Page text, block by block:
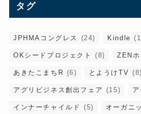
タグ
JPHMAコングレス (24) Kindle
OKシードプロジェクト (8) ZENホ
あきたこまちR (6) とようけTV (8)
アグリビジネス創出フェア (15)
インナーチャイルド (5) オーガニ